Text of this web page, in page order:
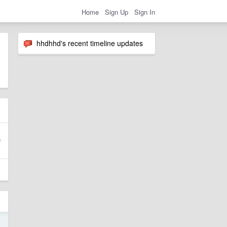
Home Sign Up Sign In
hhdhhd's recent timeline updates